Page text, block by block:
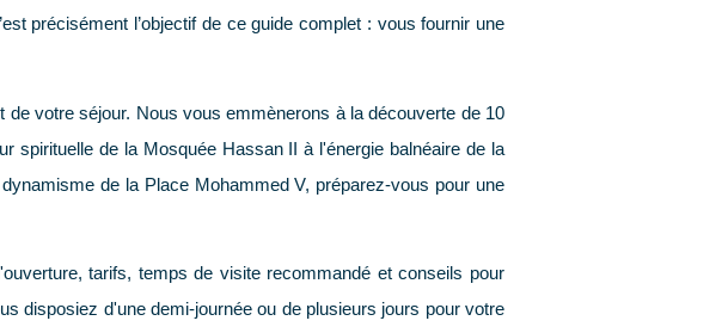
précisément l’objectif de ce guide complet : vous fournir une
votre séjour. Nous vous emmènerons à la découverte de 10
spirituelle de la Mosquée Hassan II à l'énergie balnéaire de la
de la Place Mohammed V, préparez-vous pour une
tarifs, temps de visite recommandé et conseils pour
disposiez d'une demi-journée ou de plusieurs jours pour votre